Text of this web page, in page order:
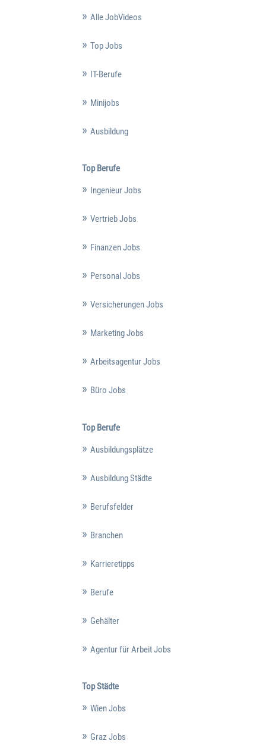
Alle JobVideos
Top Jobs
IT-Berufe
Minijobs
Ausbildung
Top Berufe
Ingenieur Jobs
Vertrieb Jobs
Finanzen Jobs
Personal Jobs
Versicherungen Jobs
Marketing Jobs
Arbeitsagentur Jobs
Büro Jobs
Top Berufe
Ausbildungsplätze
Ausbildung Städte
Berufsfelder
Branchen
Karrieretipps
Berufe
Gehälter
Agentur für Arbeit Jobs
Top Städte
Wien Jobs
Graz Jobs